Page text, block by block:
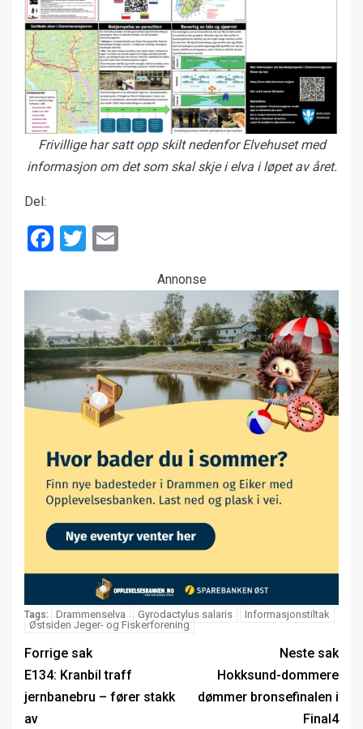
Frivillige har satt opp skilt nedenfor Elvehuset med
informasjon om det som skal skje i elva i løpet av året.
Del:
Facebook
Twitter
Annonse
Tags: Drammenselva Gyrodactylus salaris
Informasjonstiltak
Østsiden Jeger- og Fiskerforening
Forrige sak
E134: Kranbil traff
jernbanebru – fører stakk
av
Neste sak
Hokksund-dommere
dømmer bronsefinalen i
Final4